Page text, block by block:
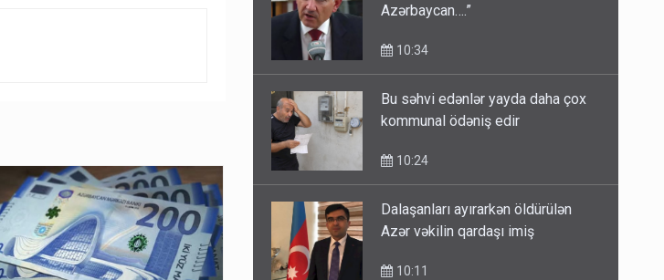
Azərbaycan….”
10:34
Bu səhvi edənlər yayda daha çox
kommunal ödəniş edir
10:24
Dalaşanları ayırarkən öldürülən
Azər vəkilin qardaşı imiş
10:11